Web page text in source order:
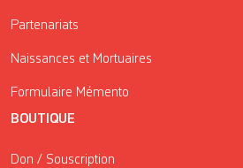
Partenariats
Naissances et Mortuaires
Formulaire Mémento
BOUTIQUE
Don / Souscription